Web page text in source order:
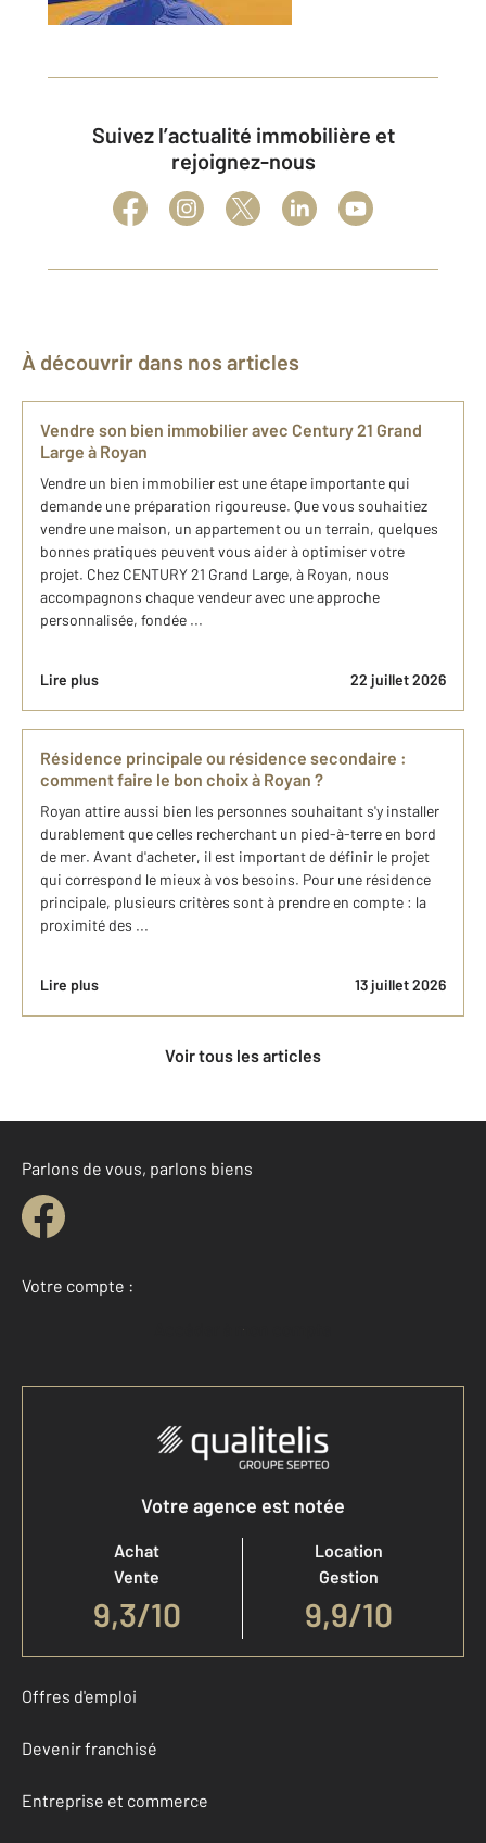
Suivez l’actualité immobilière et
rejoignez-nous
À découvrir dans nos articles
Vendre son bien immobilier avec Century 21 Grand
Large à Royan
Vendre un bien immobilier est une étape importante qui
demande une préparation rigoureuse. Que vous souhaitiez
vendre une maison, un appartement ou un terrain, quelques
bonnes pratiques peuvent vous aider à optimiser votre
projet. Chez CENTURY 21 Grand Large, à Royan, nous
accompagnons chaque vendeur avec une approche
personnalisée, fondée ...
Lire plus 22 juillet 2026
Résidence principale ou résidence secondaire :
comment faire le bon choix à Royan ?
Royan attire aussi bien les personnes souhaitant s'y installer
durablement que celles recherchant un pied-à-terre en bord
de mer. Avant d'acheter, il est important de définir le projet
qui correspond le mieux à vos besoins. Pour une résidence
principale, plusieurs critères sont à prendre en compte : la
proximité des ...
Lire plus 13 juillet 2026
Voir tous les articles
Parlons de vous, parlons biens
Votre compte :
Accéder à mon compte
Votre agence est notée
Achat
Vente
9,3/10
Location
Gestion
9,9/10
Offres d'emploi
Devenir franchisé
Entreprise et commerce